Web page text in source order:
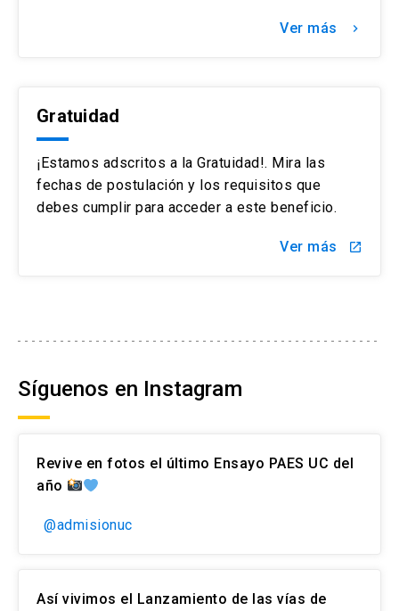
Ver más keyboard_arrow_right
Gratuidad
¡Estamos adscritos a la Gratuidad!. Mira las
fechas de postulación y los requisitos que
debes cumplir para acceder a este beneficio.
Ver más launch
Síguenos en Instagram
Revive en fotos el último Ensayo PAES UC del
año
@admisionuc
Así vivimos el Lanzamiento de las vías de